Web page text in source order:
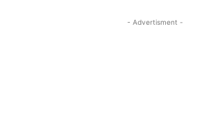
- Advertisment -